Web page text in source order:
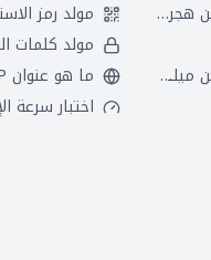
حساب الفرق بين تاريخين هجريين
حساب الفرق بين تاريخين ميلاديين
مولد رمز
مولد كلمات
ما هو عنوان IP الخاص بي
اختبار سرعة